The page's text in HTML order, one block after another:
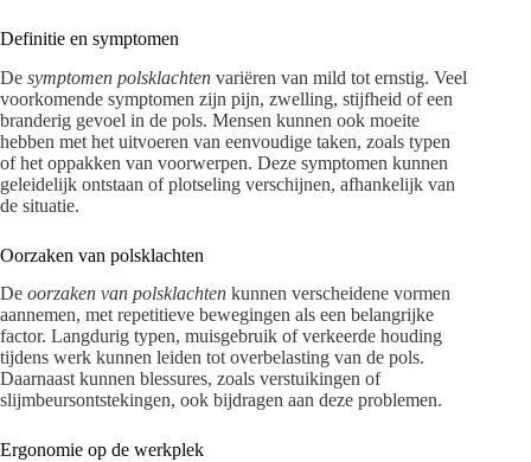
Definitie en symptomen
De symptomen polsklachten variëren van mild tot ernstig. Veel
voorkomende symptomen zijn pijn, zwelling, stijfheid of een
branderig gevoel in de pols. Mensen kunnen ook moeite
hebben met het uitvoeren van eenvoudige taken, zoals typen
of het oppakken van voorwerpen. Deze symptomen kunnen
geleidelijk ontstaan of plotseling verschijnen, afhankelijk van
de situatie.
Oorzaken van polsklachten
De oorzaken van polsklachten kunnen verscheidene vormen
aannemen, met repetitieve bewegingen als een belangrijke
factor. Langdurig typen, muisgebruik of verkeerde houding
tijdens werk kunnen leiden tot overbelasting van de pols.
Daarnaast kunnen blessures, zoals verstuikingen of
slijmbeursontstekingen, ook bijdragen aan deze problemen.
Ergonomie op de werkplek